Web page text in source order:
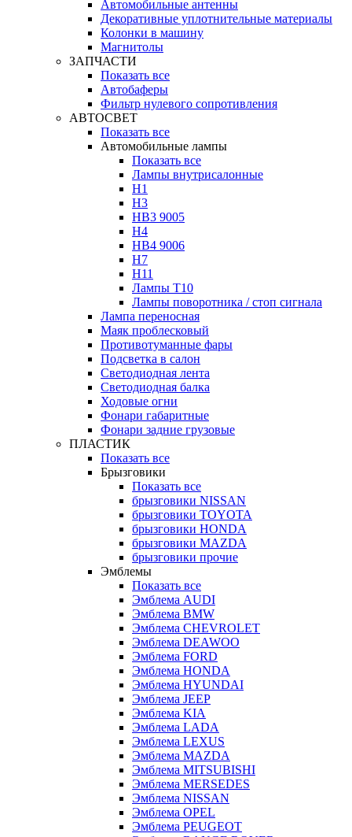
Автомобильные антенны
Декоративные уплотнительные материалы
Колонки в машину
Магнитолы
ЗАПЧАСТИ
Показать все
Автобаферы
Фильтр нулевого сопротивления
АВТОСВЕТ
Показать все
Автомобильные лампы
Показать все
Лампы внутрисалонные
H1
H3
HB3 9005
H4
HB4 9006
H7
H11
Лампы Т10
Лампы поворотника / стоп сигнала
Лампа переносная
Маяк проблесковый
Противотуманные фары
Подсветка в салон
Светодиодная лента
Светодиодная балка
Ходовые огни
Фонари габаритные
Фонари задние грузовые
ПЛАСТИК
Показать все
Брызговики
Показать все
брызговики NISSAN
брызговики TOYOTA
брызговики HONDA
брызговики MAZDA
брызговики прочие
Эмблемы
Показать все
Эмблема AUDI
Эмблема BMW
Эмблема CHEVROLET
Эмблема DEAWOO
Эмблема FORD
Эмблема HONDA
Эмблема HYUNDAI
Эмблема JEEP
Эмблема KIA
Эмблема LADA
Эмблема LEXUS
Эмблема MAZDA
Эмблема MITSUBISHI
Эмблема MERSEDES
Эмблема NISSAN
Эмблема OPEL
Эмблема PEUGEOT